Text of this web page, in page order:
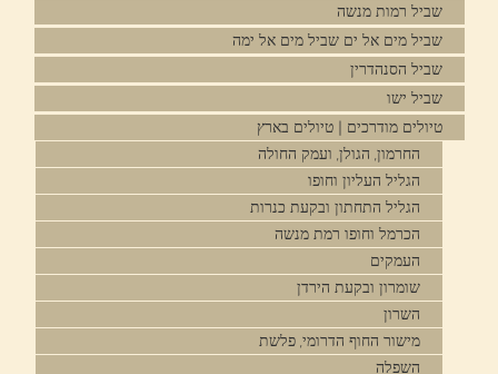
שביל רמות מנשה
שביל מים אל ים שביל מים אל ימה
שביל הסנהדרין
שביל ישו
טיולים מודרכים | טיולים בארץ
החרמון, הגולן, ועמק החולה
הגליל העליון וחופו
הגליל התחתון ובקעת כנרות
הכרמל וחופו רמת מנשה
העמקים
שומרון ובקעת הירדן
השרון
מישור החוף הדרומי, פלשת
השפלה